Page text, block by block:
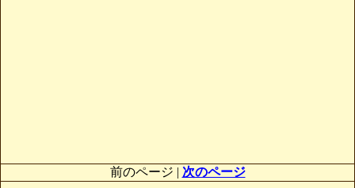
前のページ | 次のページ